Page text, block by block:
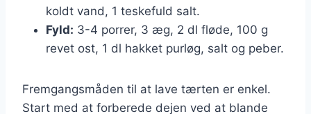
koldt vand, 1 teskefuld salt.
Fyld: 3-4 porrer, 3 æg, 2 dl fløde, 100 g
revet ost, 1 dl hakket purløg, salt og peber.
Fremgangsmåden til at lave tærten er enkel.
Start med at forberede dejen ved at blande